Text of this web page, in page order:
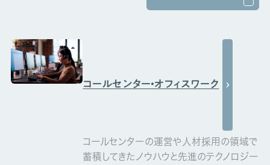
コールセンター・オフィスワーク
コールセンターの運営や人材採用の領域で
蓄積してきたノウハウと先進のテクノロジー